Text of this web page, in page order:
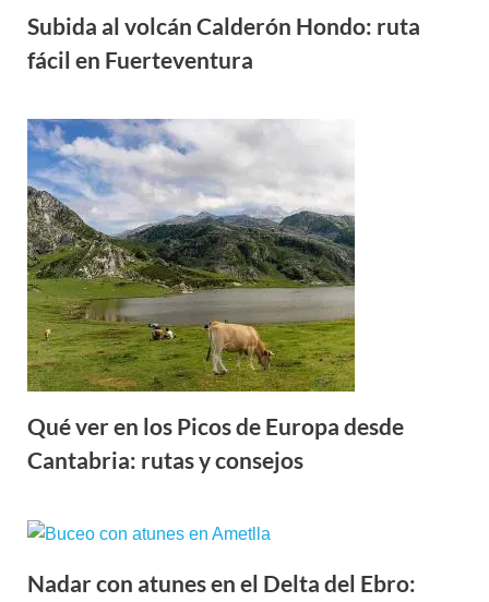
Subida al volcán Calderón Hondo: ruta
fácil en Fuerteventura
Qué ver en los Picos de Europa desde
Cantabria: rutas y consejos
Nadar con atunes en el Delta del Ebro: